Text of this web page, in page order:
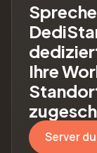
Ihre
Server